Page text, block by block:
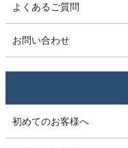
よくあるご質問
お問い合わせ
初めてのお客様へ